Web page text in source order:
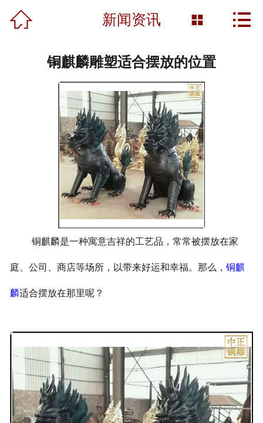
 首页
新闻资讯
工程案例
雕塑知识
资质荣誉
营销网络
 新闻资讯  
铜麒麟雕塑适合摆放的位置
铜麒麟是一种寓意吉祥的工艺品，常常被摆放在家
庭、公司、商店等场所，以带来好运和幸福。那么， 铜麒
麟适合摆放在那里呢？